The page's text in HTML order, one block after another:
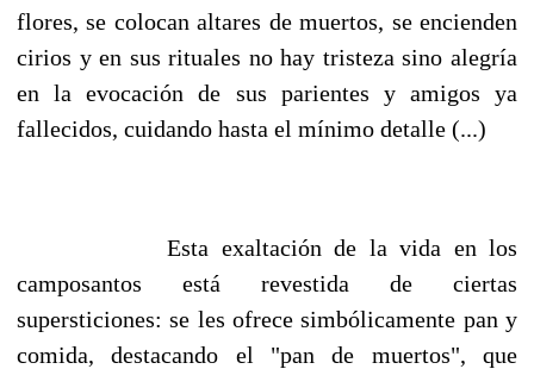
flores, se colocan altares de muertos, se encienden
cirios y en sus rituales no hay tristeza sino alegría
en la evocación de sus parientes y amigos ya
fallecidos, cuidando hasta el mínimo detalle (...)
Esta exaltación de la vida en los
camposantos está revestida de ciertas
supersticiones: se les ofrece simbólicamente pan y
comida, destacando el "pan de muertos", que